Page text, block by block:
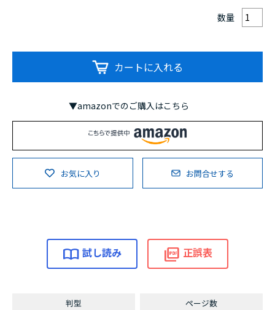
数量
カートに入れる
▼amazonでのご購入はこちら
お気に入り お問合せする
試し読み 正誤表